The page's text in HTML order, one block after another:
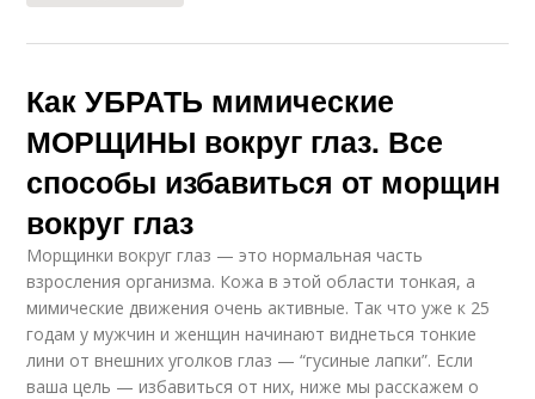
Как УБРАТЬ мимические
МОРЩИНЫ вокруг глаз. Все
способы избавиться от морщин
вокруг глаз
Морщинки вокруг глаз — это нормальная часть
взросления организма. Кожа в этой области тонкая, а
мимические движения очень активные. Так что уже к 25
годам у мужчин и женщин начинают виднеться тонкие
лини от внешних уголков глаз — “гусиные лапки”. Если
ваша цель — избавиться от них, ниже мы расскажем о